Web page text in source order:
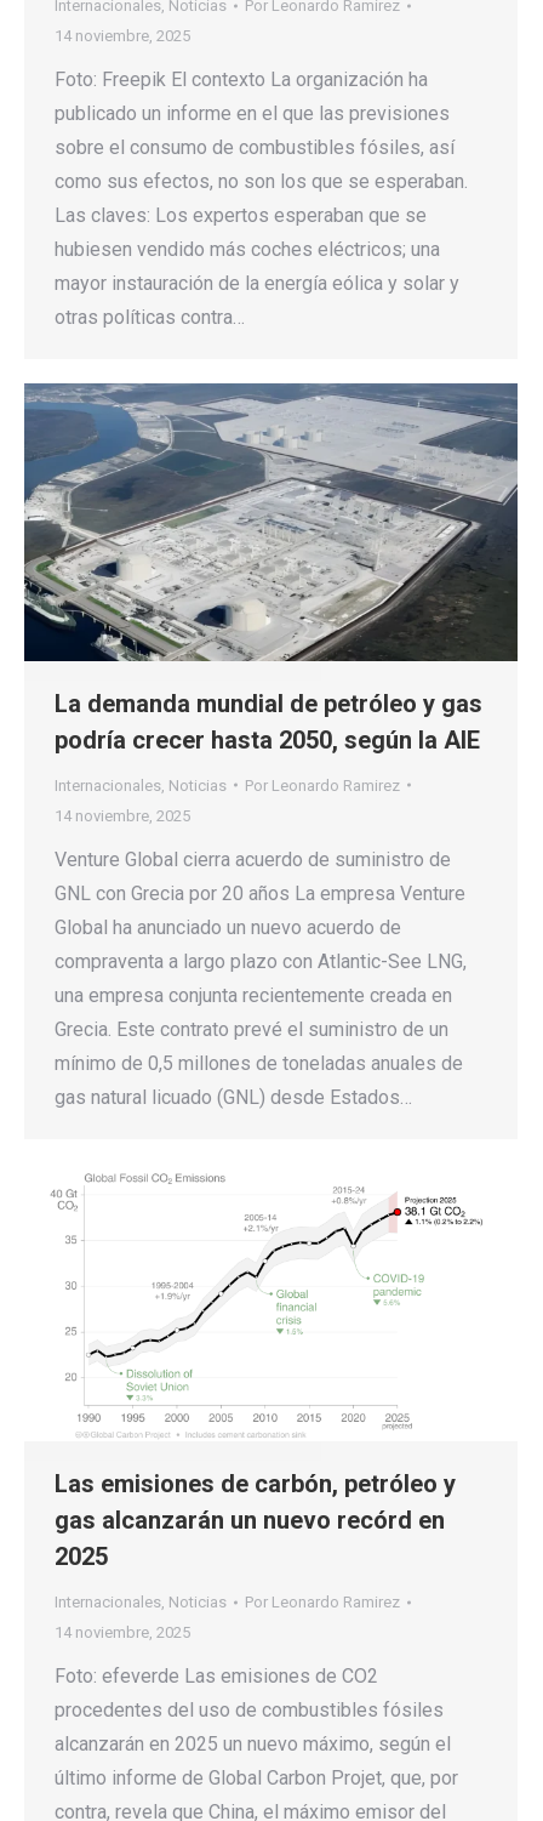
Internacionales, Noticias Por Leonardo Ramirez
14 noviembre, 2025
Foto: Freepik El contexto La organización ha
publicado un informe en el que las previsiones
sobre el consumo de combustibles fósiles, así
como sus efectos, no son los que se esperaban.
Las claves: Los expertos esperaban que se
hubiesen vendido más coches eléctricos; una
mayor instauración de la energía eólica y solar y
otras políticas contra…
La demanda mundial de petróleo y gas
podría crecer hasta 2050, según la AIE
Internacionales Noticias Por Leonardo Ramirez
14 noviembre, 2025
Venture Global cierra acuerdo de suministro de
GNL con Grecia por 20 años La empresa Venture
Global ha anunciado un nuevo acuerdo de
compraventa a largo plazo con Atlantic-See LNG,
una empresa conjunta recientemente creada en
Grecia. Este contrato prevé el suministro de un
mínimo de 0,5 millones de toneladas anuales de
gas natural licuado (GNL) desde Estados…
Las emisiones de carbón, petróleo y
gas alcanzarán un nuevo recórd en
2025
Internacionales, Noticias Por Leonardo Ramirez
14 noviembre, 2025
Foto: efeverde Las emisiones de CO2
procedentes del uso de combustibles fósiles
alcanzarán en 2025 un nuevo máximo, según el
último informe de Global Carbon Projet, que, por
contra, revela que China, el máximo emisor del